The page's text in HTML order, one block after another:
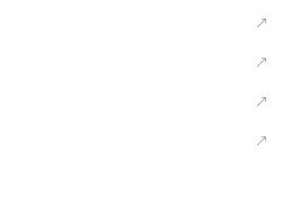
↗
↗
↗
↗